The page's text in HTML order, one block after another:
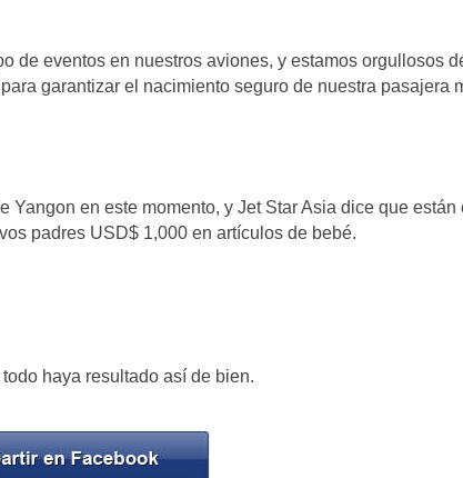
de eventos en nuestros aviones, y estamos orgullosos
garantizar el nacimiento seguro de nuestra pasajera
en este momento, y Jet Star Asia dice que están
padres USD$ 1,000 en artículos de bebé.
haya resultado así de bien.